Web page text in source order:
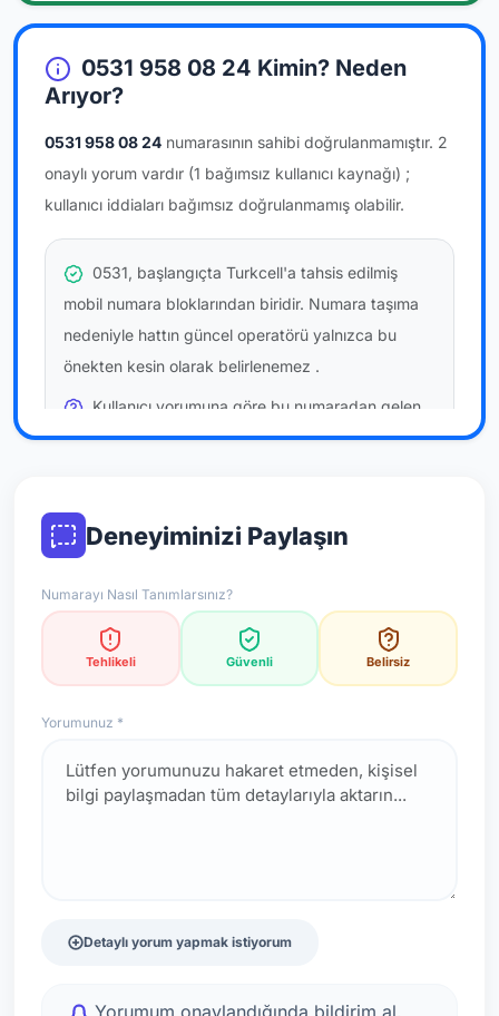
0531 958 08 24 Kimin? Neden
Arıyor?
0531 958 08 24 numarasının sahibi doğrulanmamıştır. 2
onaylı yorum vardır (1 bağımsız kullanıcı kaynağı) ;
kullanıcı iddiaları bağımsız doğrulanmamış olabilir.
0531, başlangıçta Turkcell'a tahsis edilmiş
mobil numara bloklarından biridir. Numara taşıma
nedeniyle hattın güncel operatörü yalnızca bu
önekten kesin olarak belirlenemez .
Kullanıcı yorumuna göre bu numaradan gelen
çağrılaratemkinli yaklaşmanızönerilir; bu bir site
resmi doğrulama niteliği taşımaz.
*Not: Değerlendirmeler onaylı kullanıcı yorumlarına göre
güncellenir.
Deneyiminizi Paylaşın
Numarayı Nasıl Tanımlarsınız?
Tehlikeli Güvenli Belirsiz
Yorumunuz *
Detaylı yorum yapmak istiyorum